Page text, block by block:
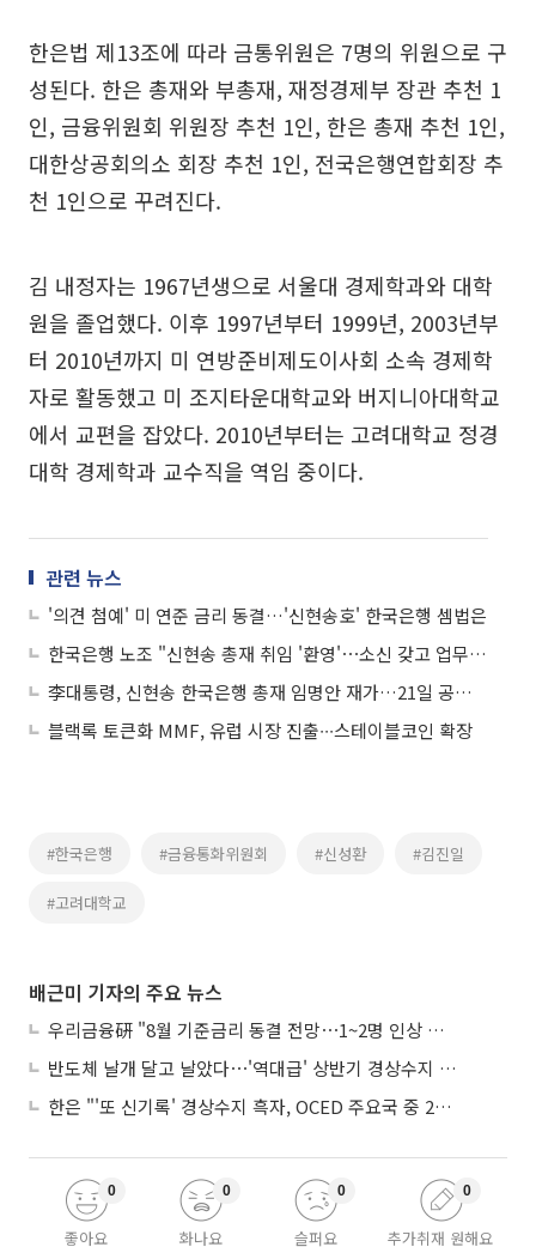
한은법 제13조에 따라 금통위원은 7명의 위원으로 구
성된다. 한은 총재와 부총재, 재정경제부 장관 추천 1
인, 금융위원회 위원장 추천 1인, 한은 총재 추천 1인,
대한상공회의소 회장 추천 1인, 전국은행연합회장 추
천 1인으로 꾸려진다.
김 내정자는 1967년생으로 서울대 경제학과와 대학
원을 졸업했다. 이후 1997년부터 1999년, 2003년부
터 2010년까지 미 연방준비제도이사회 소속 경제학
자로 활동했고 미 조지타운대학교와 버지니아대학교
에서 교편을 잡았다. 2010년부터는 고려대학교 정경
대학 경제학과 교수직을 역임 중이다.
관련 뉴스
'의견 첨예' 미 연준 금리 동결…'신현송호' 한국은행 셈법은
한국은행 노조 "신현송 총재 취임 '환영'⋯소신 갖고 업무 임해야"
李대통령, 신현송 한국은행 총재 임명안 재가…21일 공식 취임
블랙록 토큰화 MMF, 유럽 시장 진출∙∙∙스테이블코인 확장
#한국은행 #금융통화위원회 #신성환 #김진일
#고려대학교
배근미 기자의 주요 뉴스
우리금융硏 "8월 기준금리 동결 전망⋯1~2명 인상 소수의견 낼 것"
반도체 날개 달고 날았다⋯'역대급' 상반기 경상수지 흑자 2000억달러 육박
한은 "'또 신기록' 경상수지 흑자, OCED 주요국 중 2위⋯반도체 수출 효과"
좋아요
0
화나요
0
슬퍼요
0
추가취재 원해요
0